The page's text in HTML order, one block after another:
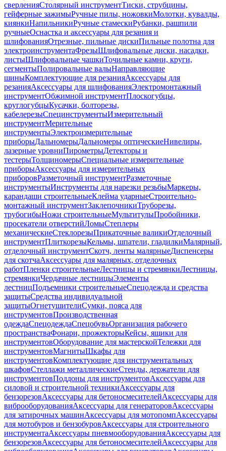
сверленияСтолярный инструментТиски, струбцины,
гейферные зажимыРучные пилы, ножовкиМолотки, кувалды,
киянкиНапильникиРучные стамескиРубанки, рашпили
ручныеОснастка и аксессуары для резания и
шлифованияОтрезные, пильные дискиПильные полотна для
электроинструментаФрезыШлифовальные диски, насадки,
листыШлифовальные чашкиТочильные камни, круги,
сегментыПолировальные валыНаправляющие
шиныКомплектующие для резанияАксессуары для
резанияАксессуары для шлифованияЭлектромонтажный
инструментОбжимной инструментПлоскогубцы,
круглогубцыКусачки, болторезы,
кабелерезыСпецинструментыИзмерительный
инструментМерительные
инструментыЭлектроизмерительные
приборыДальномерыДальномеры оптическиеНивелиры,
лазерные уровниПирометрыДетекторы и
тестерыТолщиномерыСпециальные измерительные
приборыАксессуары для измерительных
приборовРазметочный инструментРазметочные
инструментыИнструменты для нарезки резьбыМаркеры,
карандаши строительныеКлейма ударныеСтроительно-
монтажный инструментЗаклепочникиТруборезы,
трубогибыНожи строительныеМультитулыПробойники,
просекатели отверстийЛомыСтеплеры
механическиеСтеклорезыПрикаточные валикиОтделочный
инструментПлиткорезыКельмы, шпатели, гладилкиМалярный,
отделочный инструментСкотч, ленты малярныеДиспенсеры
для скотчаАксессуары для малярных, отделочных
работПленки строительныеЛестницы и стремянкиЛестницы,
стремянкиЧердачные лестницыЭлементы
лестницПодъемники строительныеСпецодежда и средства
защитыСредства индивидуальной
защитыОгнетушителиСумки, пояса для
инструментовПроизводственная
одеждаСпецодеждаСпецобувьОрганизация рабочего
пространстваФонари, прожекторыКейсы, ящики для
инструментовОборудование для мастерскойТележки для
инструментовМагнитыШкафы для
инструментовКомплектующие для инструментальных
шкафовСтеллажи металлическиеСтенды, держатели для
инструментовПоддоны для инструментовАксессуары для
силовой и строительной техникиАксессуары для
бензорезовАксессуары для бетоносмесителейАксессуары для
виброоборудованияАксессуары для генераторовАксессуары
для затирочных машинАксессуары для мотопомпАксессуары
для мотобуров и бензобуровАксессуары для строительного
инструментаАксессуары пневмооборудованияАксессуары для
бензорезовАксессуары для бетоносмесителейАксессуары для